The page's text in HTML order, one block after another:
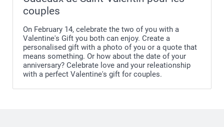
couples
On February 14, celebrate the two of you with a
Valentine's Gift you both can enjoy. Create a
personalised gift with a photo of you or a quote that
means something. Or how about the date of your
anniversary? Celebrate love and your releationship
with a perfect Valentine's gift for couples.